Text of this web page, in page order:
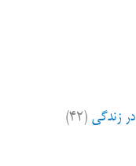
در زندگی (۴۲)